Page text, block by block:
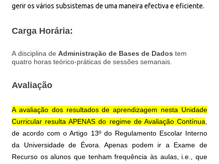
gerir os vários subsistemas de uma maneira efectiva e eficiente.
Carga Horária:
A disciplina de Administração de Bases de Dados tem
quatro horas teórico-práticas de sessões semanais.
Avaliação
A avaliação dos resultados de aprendizagem nesta Unidade
Curricular resulta APENAS do regime de Avaliação Contínua
de acordo com o Artigo 13º do Regulamento Escolar Interno
da Universidade de Évora. Apenas podem ir a Exame de
Recurso os alunos que tenham frequência às aulas, i.e., que